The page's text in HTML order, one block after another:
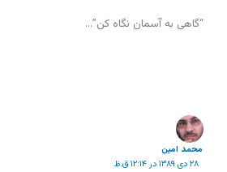
“گاهی به آسمان نگاه کن”…
محمد امين
۲۸ دی ۱۳۸۹ در ۱۲:۱۴ ق.ظ